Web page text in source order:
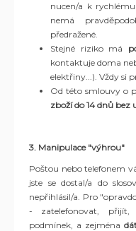
nucen/a k
nemá
předražené.
Stejné riziko má
kontaktuje doma
elektřiny...). Vždy si
Od této smlouvy o
zboží do 14 dnů bez
3. Manipulace "výhrou"
Poštou nebo telefonem
jste se dostal/a do
nepřihlásil/a. Pro
- zatelefonovat, přijít,
podmínek, a zejména